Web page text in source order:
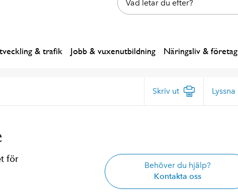
& trafik Jobb & vuxenutbildning Näringsliv & företag
Skriv ut Lyssna
för
Behöver du hjälp?
Kontakta oss